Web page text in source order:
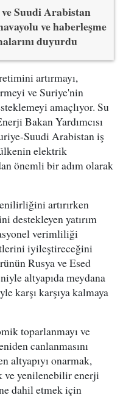
Suudi Arabistan
ve haberleşme
duyurdu
artırmayı,
ve Suriye'nin
amaçlıyor. Su
Bakan Yardımcısı
Suudi Arabistan iş
elektrik
önemli bir adım olarak
artırırken
destekleyen yatırım
verimliliği
iyileştireceğini
Rusya ve Esed
altyapıda meydana
karşı karşıya kalmaya
toparlanmayı ve
canlanmasını
altyapıyı onarmak,
ve yenilenebilir enerji
dahil etmek için